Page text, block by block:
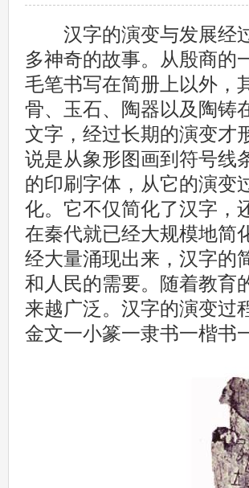
汉字的演变与发展经过
多神奇的故事。从殷商的
毛笔书写在简册上以外，
骨、玉石、陶器以及陶铸
文字，经过长期的演变才
说是从象形图画到符号线
的印刷字体，从它的演变
化。它不仅简化了汉字，
在秦代就已经大规模地简
经大量涌现出来，汉字的
和人民的需要。随着教育
来越广泛。汉字的演变
金文一小篆一隶书一楷书